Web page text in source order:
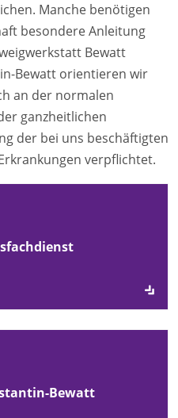
Manche benötigen
besondere Anleitung
Bewatt
Bewatt orientieren wir
an der normalen
ganzheitlichen
der bei uns beschäftigten
verpflichtet.
Bewatt